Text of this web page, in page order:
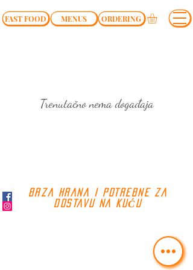
FAST FOOD MENUS ORDERING
Trenutačno nema događaja
BRZA HRANA I POTREBNE ZA
DOSTAVU NA KUĆU